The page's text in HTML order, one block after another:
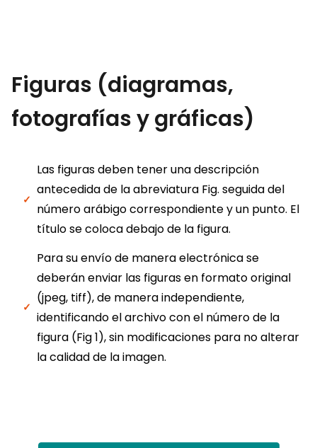
Figuras (diagramas,
fotografías y gráficas)
Las figuras deben tener una descripción
antecedida de la abreviatura Fig. seguida del
número arábigo correspondiente y un punto. El
título se coloca debajo de la figura.
Para su envío de manera electrónica se
deberán enviar las figuras en formato original
(jpeg, tiff), de manera independiente,
identificando el archivo con el número de la
figura (Fig 1), sin modificaciones para no alterar
la calidad de la imagen.